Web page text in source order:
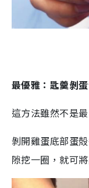
最優雅：匙羹剝
這方法雖然不是
剝開雞蛋底部蛋
隙挖一圈，就可